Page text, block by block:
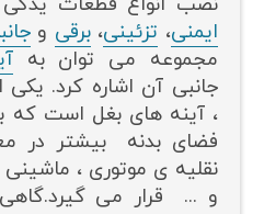
ایمنی، تزئینی،برقی و
مجموعه می توان به
جانبی آن اشاره کرد. یکی
، آینه های بغل است که
فضای بدنه بیشتر در
نقلیه ی موتوری ، ماشینی
و ... قرار می